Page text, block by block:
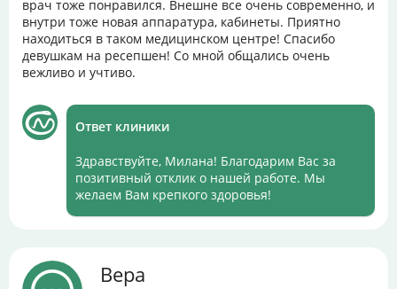
врач тоже понравился. Внешне все очень современно, и
внутри тоже новая аппаратура, кабинеты. Приятно
находиться в таком медицинском центре! Спасибо
девушкам на ресепшен! Со мной общались очень
вежливо и учтиво.
Ответ клиники
Здравствуйте, Милана! Благодарим Вас за
позитивный отклик о нашей работе. Мы
желаем Вам крепкого здоровья!
Вера